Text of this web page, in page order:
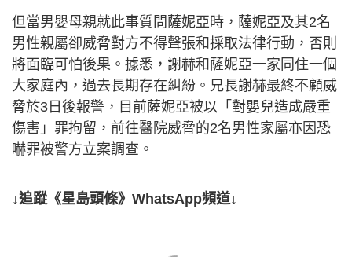
但當男嬰母親就此事質問薩妮亞時，薩妮亞及其2名
男性親屬卻威脅對方不得聲張和採取法律行動，否則
將面臨可怕後果。據悉，謝赫和薩妮亞一家同住一個
大家庭內，過去長期存在糾紛。兄長謝赫最終不顧威
脅於3日後報警，目前薩妮亞被以「對嬰兒造成嚴重
傷害」罪拘留，前往醫院威脅的2名男性家屬亦因恐
嚇罪被警方立案調查。
↓追蹤《星島頭條》WhatsApp頻道↓